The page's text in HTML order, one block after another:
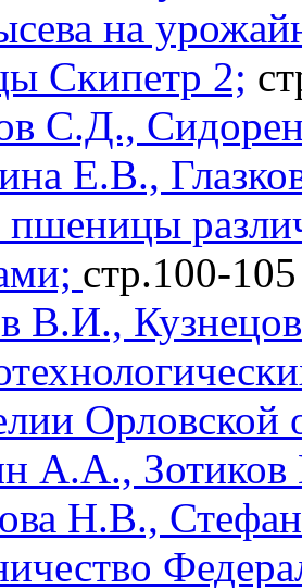
на
Скипетр 2;
С.Д.,
Е.В.,
пшеницы
стр.100-105
В.И.,
Орловской
А.А.,
Н.В.,